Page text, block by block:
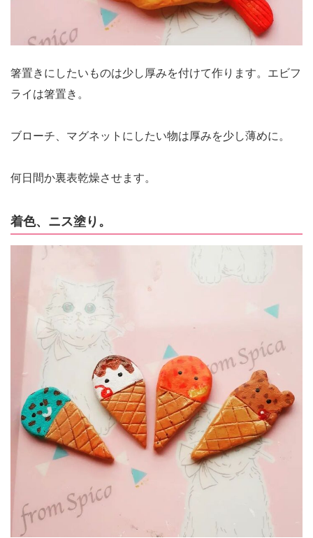
箸置きにしたいものは少し厚みを付けて作ります。エビフ
ライは箸置き。
ブローチ、マグネットにしたい物は厚みを少し薄めに。
何日間か裏表乾燥させます。
着色、ニス塗り。